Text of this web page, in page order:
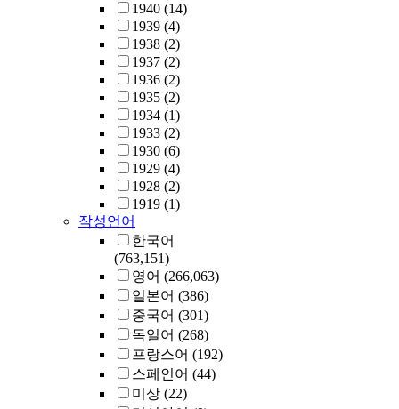
1940 (14)
1939 (4)
1938 (2)
1937 (2)
1936 (2)
1935 (2)
1934 (1)
1933 (2)
1930 (6)
1929 (4)
1928 (2)
1919 (1)
작성언어
한국어
(763,151)
영어 (266,063)
일본어 (386)
중국어 (301)
독일어 (268)
프랑스어 (192)
스페인어 (44)
미상 (22)